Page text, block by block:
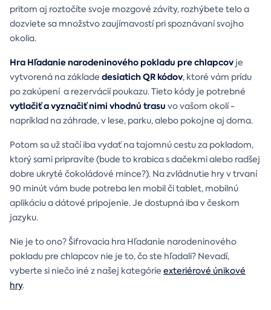
pritom aj roztočíte svoje mozgové závity, rozhýbete telo a
dozviete sa množstvo zaujímavostí pri spoznávaní svojho
okolia.
Hra Hľadanie narodeninového pokladu pre chlapcov je
vytvorená na základe desiatich QR kódov, ktoré vám prídu
po zakúpení a rezervácií poukazu. Tieto kódy je potrebné
vytlačiť a vyznačiť nimi vhodnú trasu vo vašom okolí -
napríklad na záhrade, v lese, parku, alebo pokojne aj doma.
Potom sa už stačí iba vydať na tajomnú cestu za pokladom,
ktorý sami pripravíte (bude to krabica s dačekmi alebo radšej
dobre ukryté čokoládové mince?). Na zvládnutie hry v trvaní
90 minút vám bude potreba len mobil či tablet, mobilnú
aplikáciu a dátové pripojenie. Je dostupná iba v českom
jazyku.
Nie je to ono? Šifrovacia hra Hľadanie narodeninového
pokladu pre chlapcov nie je to, čo ste hľadali? Nevadí,
vyberte si niečo iné z našej kategórie exteriérové únikové
hry.